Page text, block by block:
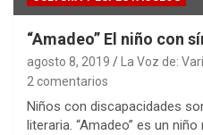
“Amadeo” El niño con
agosto 8, 2019
La Voz de:
2 comentarios
Niños con discapacidades
literaria. “Amadeo” es un